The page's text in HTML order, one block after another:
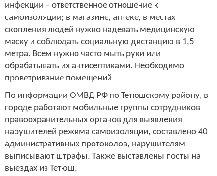
инфекции – ответственное отношение к
самоизоляции; в магазине, аптеке, в местах
скопления людей нужно надевать медицинскую
маску и соблюдать социальную дистанцию в 1,5
метра. Всем нужно часто мыть руки или
обрабатывать их антисептиками. Необходимо
проветривание помещений.
По информации ОМВД РФ по Тетюшскому району, в
городе работают мобильные группы сотрудников
правоохранительных органов для выявления
нарушителей режима самоизоляции, составлено 40
административных протоколов, нарушителям
выписывают штрафы. Также выставлены посты на
выездах из Тетюш.